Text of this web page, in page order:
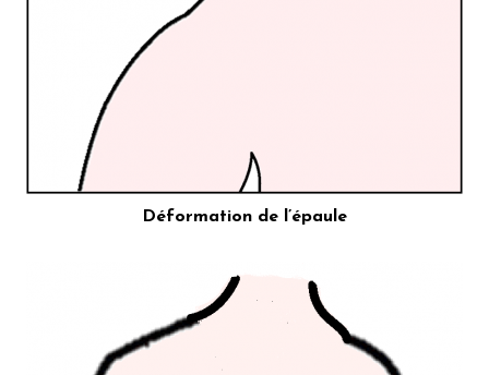
Déformation de l’épaule